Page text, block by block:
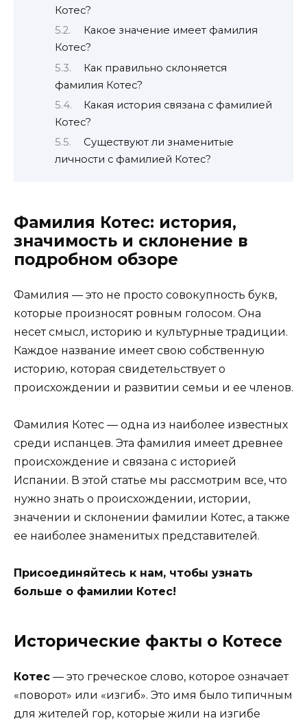
Котес?
Какое значение имеет фамилия
Котес?
Как правильно склоняется
фамилия Котес?
Какая история связана с фамилией
Котес?
Существуют ли знаменитые
личности с фамилией Котес?
Фамилия Котес: история,
значимость и склонение в
подробном обзоре
Фамилия — это не просто совокупность букв,
которые произносят ровным голосом. Она
несет смысл, историю и культурные традиции.
Каждое название имеет свою собственную
историю, которая свидетельствует о
происхождении и развитии семьи и ее членов.
Фамилия Котес — одна из наиболее известных
среди испанцев. Эта фамилия имеет древнее
происхождение и связана с историей
Испании. В этой статье мы рассмотрим все, что
нужно знать о происхождении, истории,
значении и склонении фамилии Котес, а также
ее наиболее знаменитых представителей.
Присоединяйтесь к нам, чтобы узнать
больше о фамилии Котес!
Исторические факты о Котесе
Котес — это греческое слово, которое означает
«поворот» или «изгиб». Это имя было типичным
для жителей гор, которые жили на изгибе